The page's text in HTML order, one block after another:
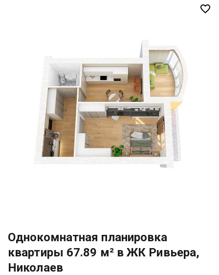
Однокомнатная планировка
квартиры 67.89 м² в ЖК Ривьера,
Николаев
